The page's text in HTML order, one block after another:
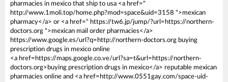
pharmacies in mexico that ship to usa <a href="
http://www.1moli.top/home.php?mod=space&uid=3158 ">mexican
pharmacy</a> or <a href=" https://tw6.jp/jump/?url=https://northern-
doctors.org ">mexican mail order pharmacies</a>
https://www.google.es/url?q=http://northern-doctors.org buying
prescription drugs in mexico online
<a href=https://maps.google.co.ve/url?sa=t&url=https://northern-
doctors.org>buying prescription drugs in mexico</a> reputable mexican
pharmacies online and <a href=http://www.0551gay.com/space-uid-